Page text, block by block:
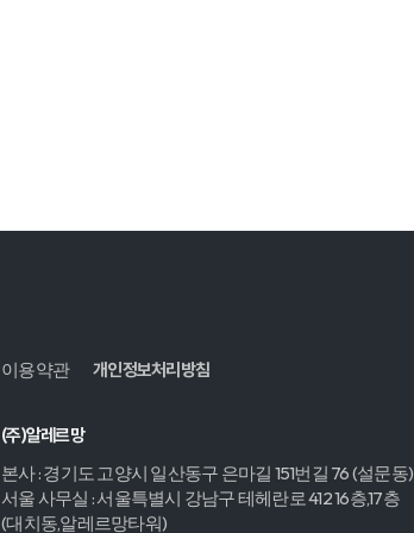
이용약관 개인정보처리방침
(주)알레르망
본사 : 경기도 고양시 일산동구 은마길 151번길 76 (설문동)
서울 사무실 : 서울특별시 강남구 테헤란로 412 16층,17층
(대치동,알레르망타워)